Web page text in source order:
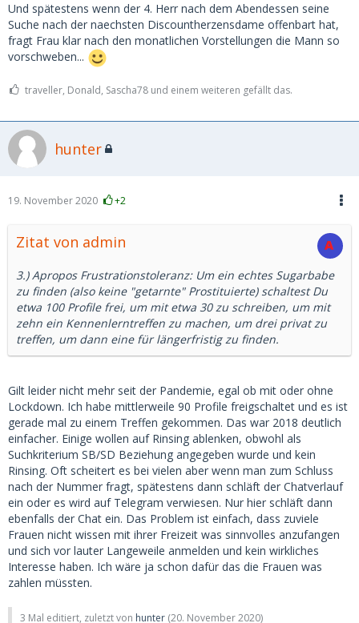
Und spätestens wenn der 4. Herr nach dem Abendessen seine
Suche nach der naechsten Discountherzensdame offenbart hat,
fragt Frau klar nach den monatlichen Vorstellungen die Mann so
vorschweben...
traveller, Donald, Sascha78 und einem weiteren gefällt das.
hunter
19. November 2020 +2
Zitat von admin
3.) Apropos Frustrationstoleranz: Um ein echtes Sugarbabe
zu finden (also keine "getarnte" Prostituierte) schaltest Du
etwa 100 Profile frei, um mit etwa 30 zu schreiben, um mit
zehn ein Kennenlerntreffen zu machen, um drei privat zu
treffen, um dann eine für längerfristig zu finden.
Gilt leider nicht mehr seit der Pandemie, egal ob mit oder ohne
Lockdown. Ich habe mittlerweile 90 Profile freigschaltet und es ist
gerade mal zu einem Treffen gekommen. Das war 2018 deutlich
einfacher. Einige wollen auf Rinsing ablenken, obwohl als
Suchkriterium SB/SD Beziehung angegeben wurde und kein
Rinsing. Oft scheitert es bei vielen aber wenn man zum Schluss
nach der Nummer fragt, spätestens dann schläft der Chatverlauf
ein oder es wird auf Telegram verwiesen. Nur hier schläft dann
ebenfalls der Chat ein. Das Problem ist einfach, dass zuviele
Frauen nicht wissen mit ihrer Freizeit was sinnvolles anzufangen
und sich vor lauter Langeweile anmelden und kein wirkliches
Interesse haben. Ich wäre ja schon dafür das die Frauen was
zahlen müssten.
3 Mal editiert, zuletzt von hunter (20. November 2020)